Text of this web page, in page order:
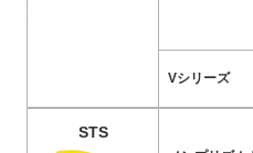
Vシリーズ
STS